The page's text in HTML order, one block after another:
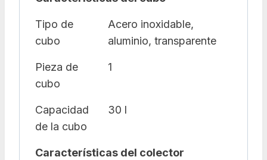
Tipo de
cubo
Acero inoxidable,
aluminio, transparente
Pieza de
cubo
1
Capacidad
de la cubo
30 l
Características del colector